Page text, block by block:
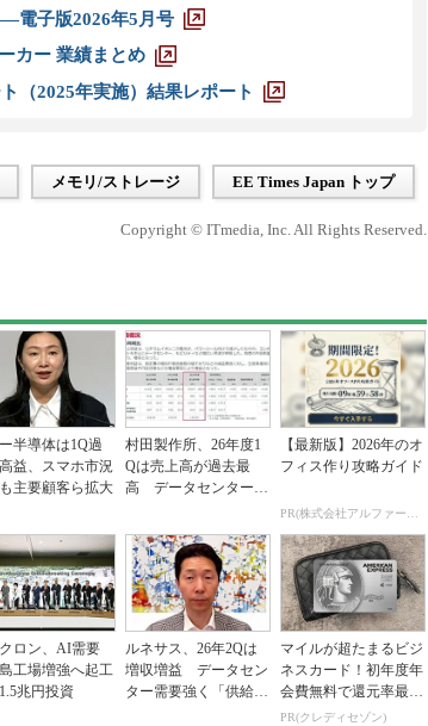
電子版2026年5月号
カー 業績まとめ
（2025年実施）結果レポート
メモリ/ストレージ EE Times Japan トップ
Copyright © ITmedia, Inc. All Rights Reserved.
半導体は1Q過
益、スマホ市況
主要顧客ら拡大
村田製作所、26年度1
Qは売上高が過去最
高 データセンター関
【最新版】2026年のオ
フィス作り攻略ガイド
PR(株式会社アルファーテクノ)
ロン、AI需要
工場増強へ起工
兆円投資
ルネサス、26年2Qは
増収増益 データセン
ター需要強く「供給は
マイルが超たまるビジ
ネスカード！初年度年
会費無料で還元率最大
1.125%
PR(クレディセゾン)